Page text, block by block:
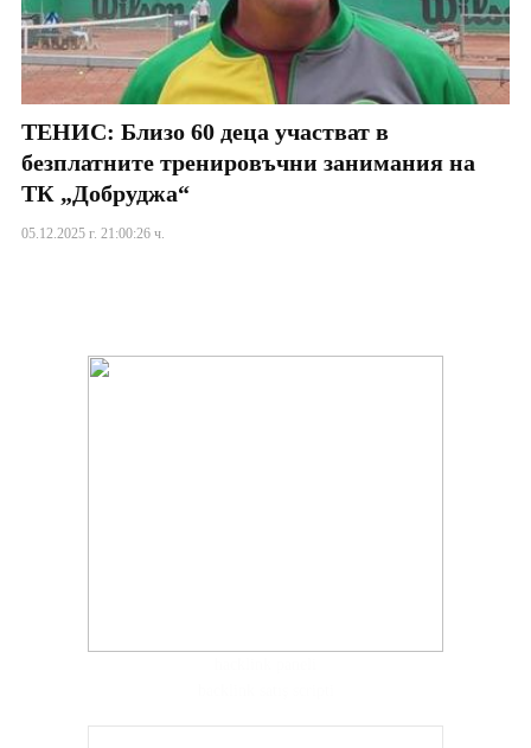
ТЕНИС: Близо 60 деца участват в
безплатните тренировъчни занимания на
ТК „Добруджа“
05.12.2025 г. 21:00:26 ч.